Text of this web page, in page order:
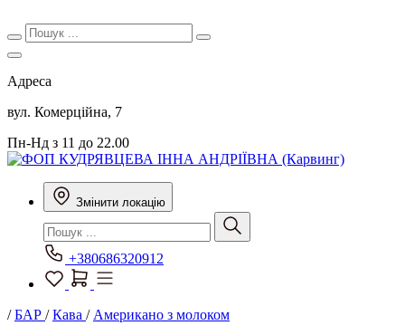
Адреса
вул. Комерційна, 7
Пн-Нд з 11 до 22.00
Змінити локацію
+380686320912
/БАР /Кава / Американо з молоком